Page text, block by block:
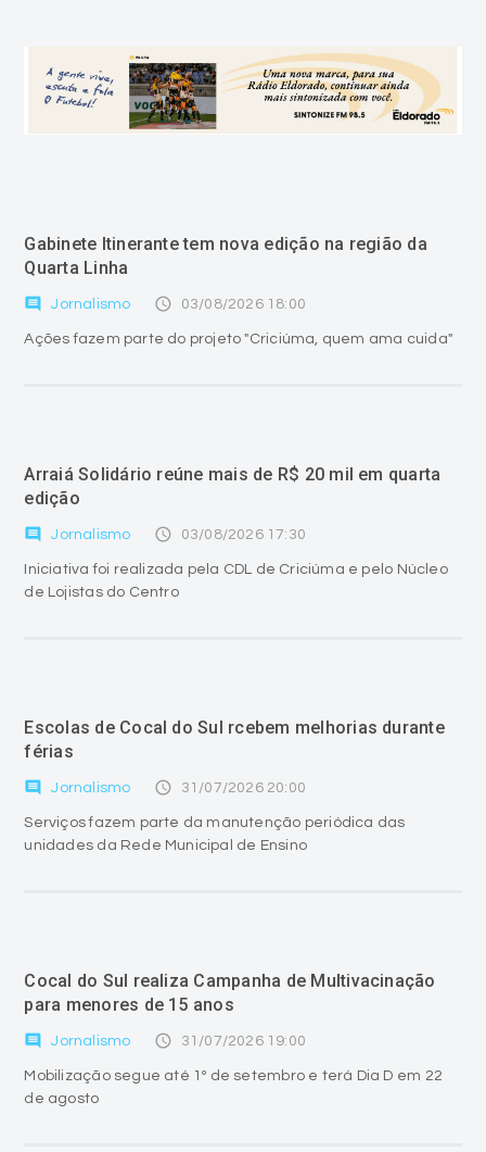
Gabinete Itinerante tem nova edição na região da
Quarta Linha
comment Jornalismo access_time 03/08/2026 18:00
Ações fazem parte do projeto "Criciúma, quem ama cuida"
Arraiá Solidário reúne mais de R$ 20 mil em quarta
edição
comment Jornalismo access_time 03/08/2026 17:30
Iniciativa foi realizada pela CDL de Criciúma e pelo Núcleo
de Lojistas do Centro
Escolas de Cocal do Sul rcebem melhorias durante
férias
comment Jornalismo access_time 31/07/2026 20:00
Serviços fazem parte da manutenção periódica das
unidades da Rede Municipal de Ensino
Cocal do Sul realiza Campanha de Multivacinação
para menores de 15 anos
comment Jornalismo access_time 31/07/2026 19:00
Mobilização segue até 1º de setembro e terá Dia D em 22
de agosto